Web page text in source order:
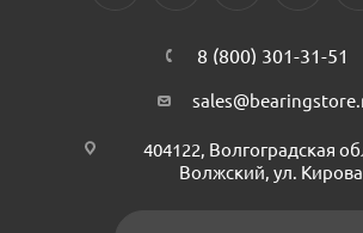
8 (800) 301-31-51
404122, Волгоградская
Волжский, ул.